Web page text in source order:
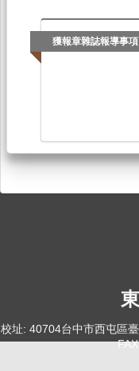
獲報章雜誌報導事項
校址: 40704台中市西屯區